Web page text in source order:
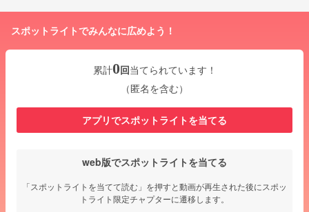
スポットライトでみんなに広めよう！
累計0回当てられています！
（匿名を含む）
アプリでスポットライトを当てる
web版でスポットライトを当てる
「スポットライトを当てて読む」を押すと動画が再生された後にスポッ
トライト限定チャプターに遷移します。